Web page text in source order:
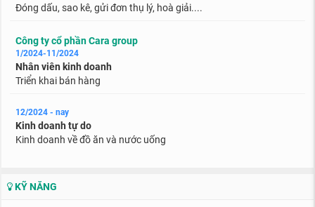
Đóng dấu, sao kê, gửi đơn thụ lý, hoà giải....
Công ty cổ phần Cara group
1/2024-11/2024
Nhân viên kinh doanh
Triển khai bán hàng
12/2024 - nay
Kinh doanh tự do
Kinh doanh về đồ ăn và nước uống
KỸ NĂNG